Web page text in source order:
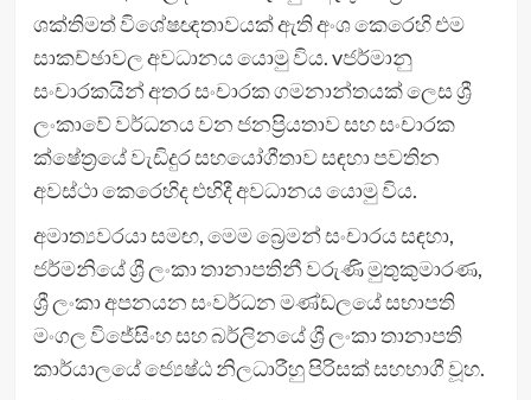
ශක්තිමත් විශේෂඥතාවයක් ඇති අංශ කෙරෙහි එම
සාකච්ඡාවල අවධානය යොමු විය. vජර්මානු
සංචාරකයින් අතර සංචාරක ගමනාන්තයක් ලෙස ශ්‍රී
ලංකාවේ වර්ධනය වන ජනප්‍රියතාව සහ සංචාරක
ක්ෂේත්‍රයේ වැඩිදුර සහයෝගීතාව සඳහා පවතින
අවස්ථා කෙරෙහිද එහිදී අවධානය යොමු විය.
අමාත්‍යවරයා සමඟ, මෙම බ්‍රෙමන් සංචාරය සඳහා,
ජර්මනියේ ශ්‍රී ලංකා තානාපතිනී වරුණි මුතුකුමාරණ,
ශ්‍රී ලංකා අපනයන සංවර්ධන මණ්ඩලයේ සභාපති
මංගල විජේසිංහ සහ බර්ලිනයේ ශ්‍රී ලංකා තානාපති
කාර්යාලයේ ජ්‍යෙෂ්ඨ නිලධාරීහු පිරිසක් සහභාගී වූහ.